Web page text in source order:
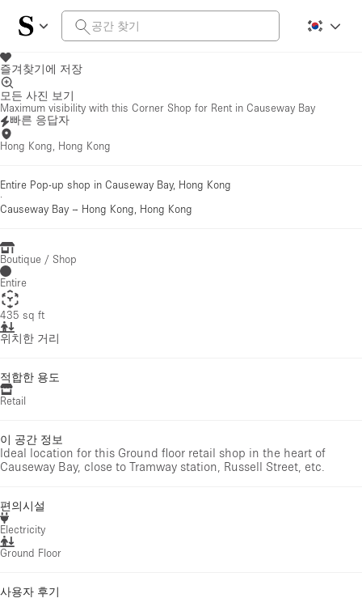
즐겨찾기에 저장
모든 사진 보기
Maximum visibility with this Corner Shop for Rent in Causeway Bay
빠른 응답자
Hong Kong, Hong Kong
Entire Pop-up shop in Causeway Bay, Hong Kong
·
Causeway Bay – Hong Kong, Hong Kong
Boutique / Shop
Entire
435 sq ft
위치한 거리
적합한 용도
Retail
이 공간 정보
Ideal location for this Ground floor retail shop in the heart of
Causeway Bay, close to Tramway station, Russell Street, etc.
편의시설
Electricity
Ground Floor
사용자 후기